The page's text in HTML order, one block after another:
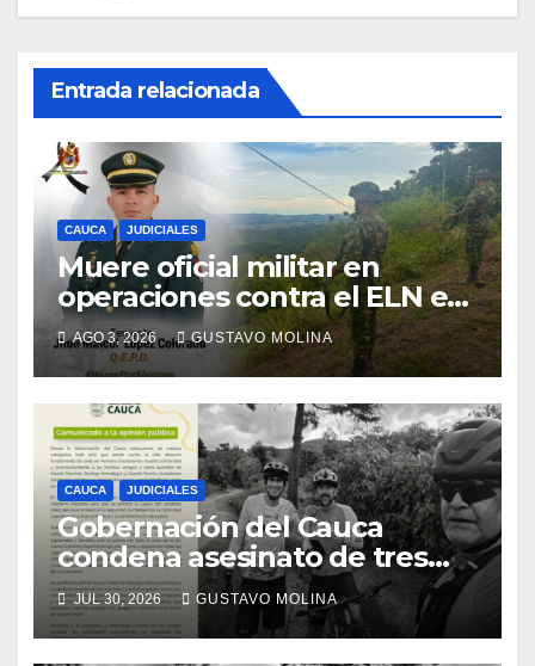
Entrada relacionada
CAUCA JUDICIALES
Muere oficial militar en
operaciones contra el ELN en
el sur del Cauca
AGO 3, 2026 GUSTAVO MOLINA
CAUCA JUDICIALES
Gobernación del Cauca
condena asesinato de tres
ciudadanos y exige medidas
urgentes al Gobierno
Nacional
JUL 30, 2026 GUSTAVO MOLINA